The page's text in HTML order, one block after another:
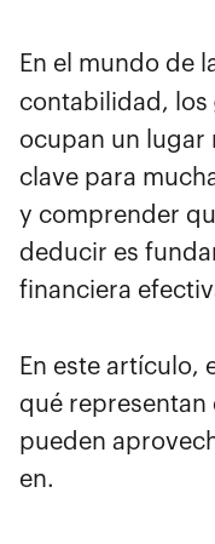
En el mundo de
contabilidad, los
ocupan un lugar
clave para
y comprender
deducir es
financiera
En este artículo,
qué representan
pueden
en.